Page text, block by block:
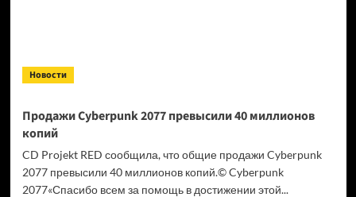
Новости
Продажи Cyberpunk 2077 превысили 40 миллионов
копий
CD Projekt RED сообщила, что общие продажи Cyberpunk
2077 превысили 40 миллионов копий.© Cyberpunk
2077«Спасибо всем за помощь в достижении этой...